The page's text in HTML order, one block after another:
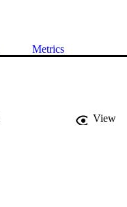
Metrics
View